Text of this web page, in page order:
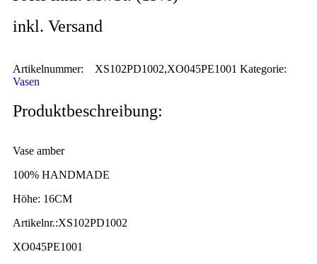
inkl. Versand
Artikelnummer: XS102PD1002,XO045PE1001 Kategorie:
Vasen
Produktbeschreibung:
Vase amber
100% HANDMADE
Höhe: 16CM
Artikelnr.:XS102PD1002
XO045PE1001